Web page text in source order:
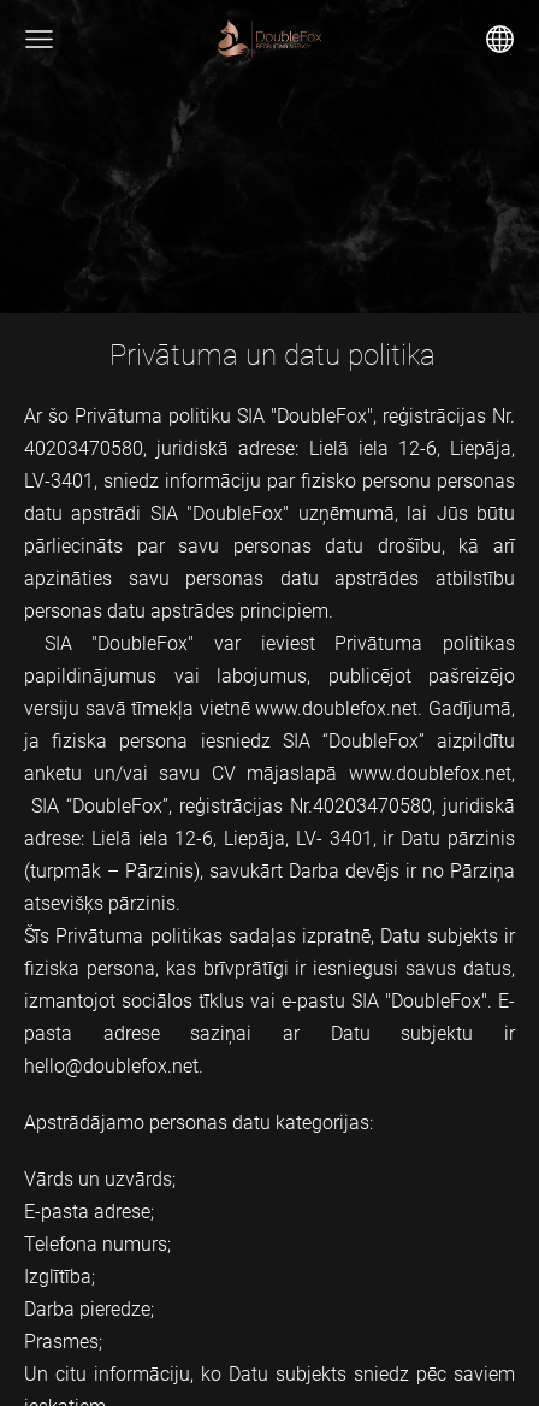
Privātuma un datu politika
Ar šo Privātuma politiku SIA "DoubleFox", reģistrācijas Nr.
40203470580, juridiskā adrese: Lielā iela 12-6, Liepāja,
LV-3401, sniedz informāciju par fizisko personu personas
datu apstrādi SIA "DoubleFox" uzņēmumā, lai Jūs būtu
pārliecināts par savu personas datu drošību, kā arī
apzināties savu personas datu apstrādes atbilstību
personas datu apstrādes principiem.
SIA "DoubleFox" var ieviest Privātuma politikas
papildinājumus vai labojumus, publicējot pašreizējo
versiju savā tīmekļa vietnēwww.doublefox.net. Gadījumā,
ja fiziska persona iesniedz SIA “DoubleFox” aizpildītu
anketu un/vai savu CV mājaslapā www.doublefox.net,
SIA “DoubleFox”, reģistrācijas Nr.40203470580, juridiskā
adrese: Lielā iela 12-6, Liepāja, LV- 3401, ir Datu pārzinis
(turpmāk – Pārzinis), savukārt Darba devējs ir no Pārziņa
atsevišķs pārzinis.
Šīs Privātuma politikas sadaļas izpratnē, Datu subjekts ir
fiziska persona, kas brīvprātīgi ir iesniegusi savus datus,
izmantojot sociālos tīklus vai e-pastu SIA "DoubleFox". E-
pasta adrese saziņai ar Datu subjektu ir
hello@doublefox.net.
Apstrādājamo personas datu kategorijas:
Vārds un uzvārds;
E-pasta adrese;
Telefona numurs;
Izglītība;
Darba pieredze;
Prasmes;
Un citu informāciju, ko Datu subjekts sniedz pēc saviem